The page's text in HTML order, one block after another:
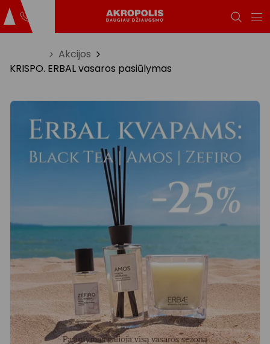
Akcijos
KRISPO. ERBAL vasaros pasiūlymas